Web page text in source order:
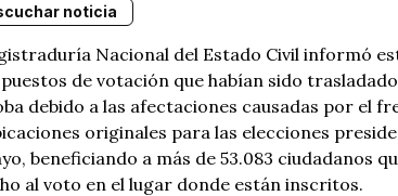
noticia
Nacional del Estado Civil informó
puestos de votación que habían sido
debido a las afectaciones causadas por el
originales para las elecciones
beneficiando a más de 53.083 ciudadanos
al voto en el lugar donde están inscritos.